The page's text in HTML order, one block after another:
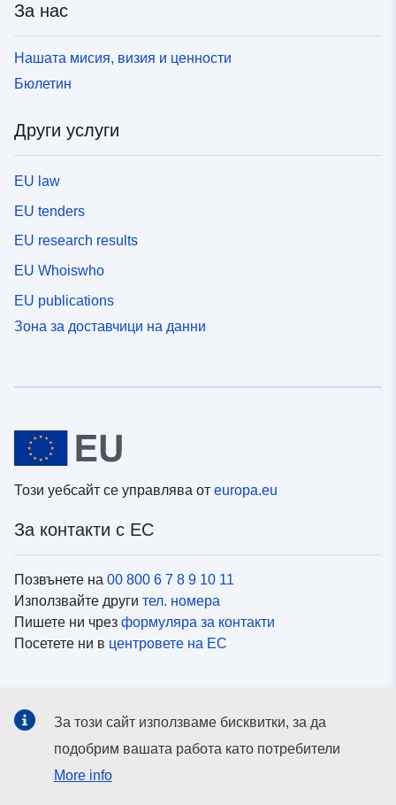
За нас
Нашата мисия, визия и ценности
Бюлетин
Други услуги
EU law
EU tenders
EU research results
EU Whoiswho
EU publications
Зона за доставчици на данни
Този уебсайт се управлява от europa.eu
За контакти с ЕС
Позвънете на 00 800 6 7 8 9 10 11
Използвайте други тел. номера
Пишете ни чрез формуляра за контакти
Посетете ни в центровете на ЕС
Вижте профили на ЕС в социалните медии
За този сайт използваме бисквитки, за да
подобрим вашата работа като потребители
More info